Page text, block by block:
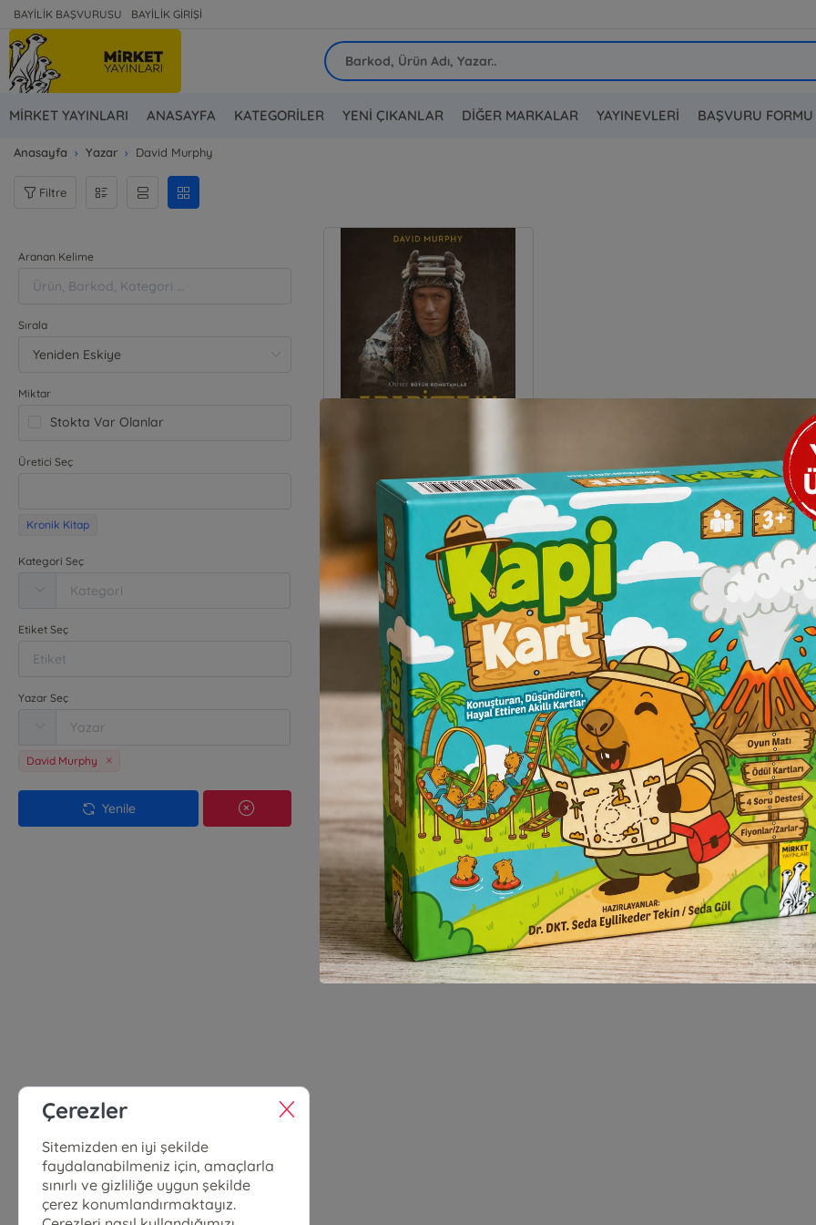
BAYİLİK BAŞVURUSU BAYİLİK GİRİŞİ
MİRKET YAYINLARI ANASAYFA KATEGORİLER YENİ ÇIKANLAR DİĞER MARKALAR YAYINEVLERİ BAŞVURU FORMU
Anasayfa Yazar David Murphy
Filtre
Aranan Kelime
Sırala
Miktar
Stokta Var Olanlar
Üretici Seç
Kronik Kitap
Kategori Seç
Etiket Seç
Yazar Seç
David Murphy
Yenile
Arabistanlı Lawrence -
Osprey Büyük Komutanlar
David Murphy
Kronik Kitap
₺ 245,00
Sepete Ekle
Çerezler
Sitemizden en iyi şekilde
faydalanabilmeniz için, amaçlarla
sınırlı ve gizliliğe uygun şekilde
çerez konumlandırmaktayız.